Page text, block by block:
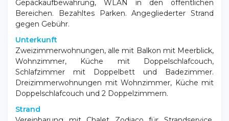
Beschreibung
Wohngebiet, nur wenige Gehminuten vom Zentrum
von San Benedetto del Tronto und weniger als 50
Meter vom Meer entfernt.
Die Residence Zodiaco bietet Apartments mit allem
Komfort, um Ihren Urlaub in San Benedetto del Tronto
unvergesslich zu machen. Alle Wohnungen verfügen
über Klimaanlage, TV, Balkon mit Tischen und Stühlen.
Rezeption, Selbstbedienungswäscherei,
Gepäckaufbewahrung, WLAN in den öffentlichen